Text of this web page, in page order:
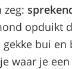
zeg:
opduikt
bui en
waar je